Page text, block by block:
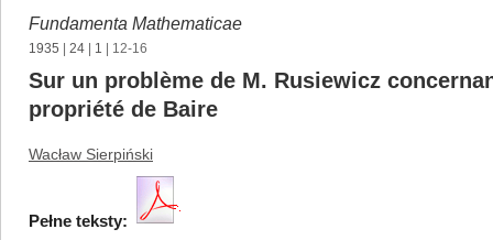
Fundamenta Mathematicae
1935 24 1 | 12-16
Sur un problème de M. Rusiewicz
propriété de Baire
Wacław Sierpiński
Pełne teksty: